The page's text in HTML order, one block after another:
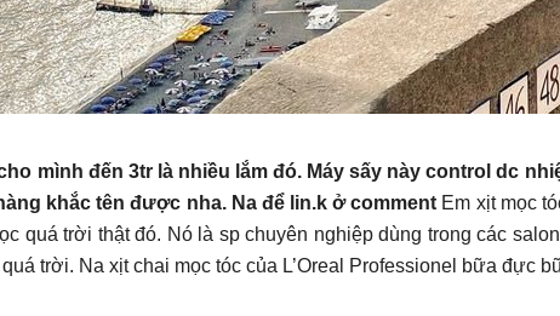
mình đến 3tr là nhiều lắm đó. Máy sấy này control dc
khắc tên được nha. Na để lin.k ở comment Em xịt mọc
quá trời thật đó. Nó là sp chuyên nghiệp dùng trong các
trời. Na xịt chai mọc tóc của L’Oreal Professionel bữa đực